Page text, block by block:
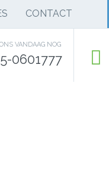
CONTACT
VANDAAG NOG
0601777